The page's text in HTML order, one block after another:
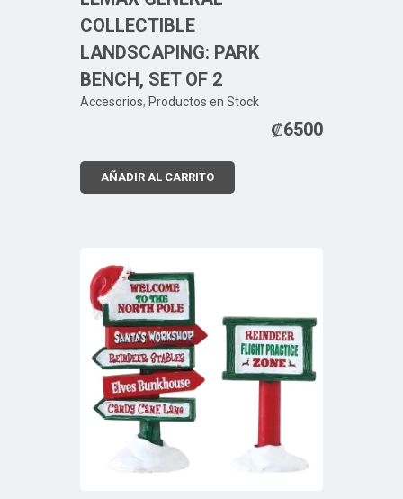
COLLECTIBLE
LANDSCAPING: PARK
BENCH, SET OF 2
Accesorios, Productos en Stock
₡6500
AÑADIR AL CARRITO